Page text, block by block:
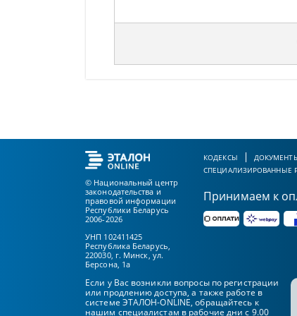
© Национальный центр
законодательства и
правовой информации
Республики Беларусь
2006-2026
УНП 102411425
Республика Беларусь,
220030, г. Минск, ул.
Берсона, 1а
КОДЕКСЫ
СПЕЦИАЛИЗИРОВАННЫЕ
Принимаем к
Если у Вас возникли вопросы по регистрации
или продлению доступа, а также работе в
системе ЭТАЛОН-ONLINE, обращайтесь к
нашим специалистам в рабочие дни с 9.00